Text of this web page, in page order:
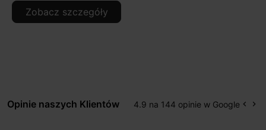
Zobacz szczegóły
Opinie naszych Klientów 4.9 na 144 opinie w Google keyboard_arrow_left keyboard_arrow_right